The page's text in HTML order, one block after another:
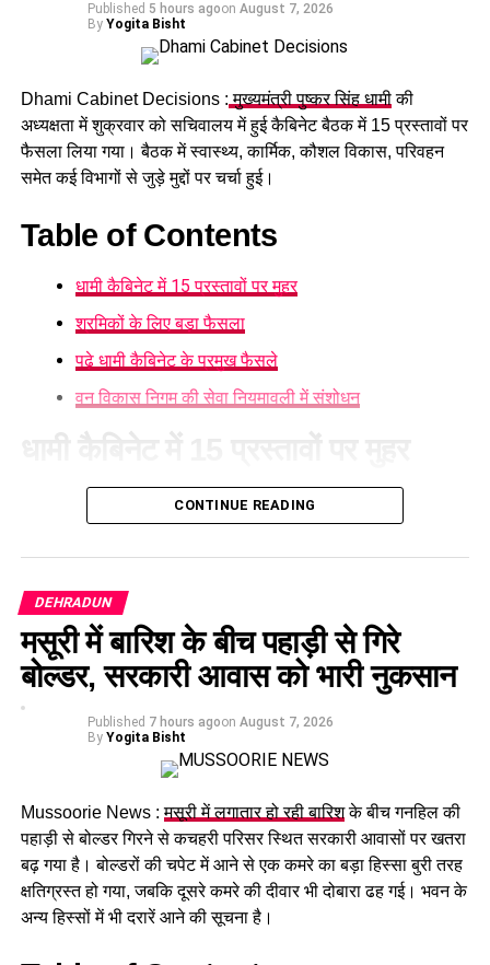
अलकनंदा एन्क्लेव में बुजुर्ग इंजीनियर की हत्या का पुलिस ने किया
खुलासा, दोनों आरोपियों को किया गिरफ्तार….
DON'T MISS
देहरादून में लॉन बाल कैंप में मुख्यमंत्री धामी ने खिलाड़ियों से की
मुलाकात , दी आगामी खेलों की शुभकामनाएं….
Published 5 hours agoon August 7, 2026
By Yogita Bisht
Dhami Cabinet Decisions : मुख्यमंत्री पुष्कर सिंह धामीकी
अध्यक्षता में शुक्रवार को सचिवालय में हुई कैबिनेट बैठक में 15 प्रस्तावों पर
फैसला लिया गया। बैठक में स्वास्थ्य, कार्मिक, कौशल विकास, परिवहन
समेत कई विभागों से जुड़े मुद्दों पर चर्चा हुई।
Table of Contents
धामी कैबिनेट में 15 प्रस्तावों पर मुहर
श्रमिकों के लिए बड़ा फैसला
पढ़े धामी कैबिनेट के प्रमुख फैसले
वन विकास निगम की सेवा नियमावली में संशोधन
आज हुई कैबिनेट की बैठक में 15 प्रस्तावों पर मुहर लगी है। कैबिनेट ने
गोपालन योजना में सामान्य वर्ग को भी शामिल करने का निर्णय लिया है।
श्रमिकों के लिए बड़ा फैसला
कैबिनेट नेउत्तराखंड मजदूरी संहिता नियमावलीको मंजूरी दी।
इसके तहत श्रमिकों को हर महीने की 7 तारीख तक वेतन देना
मजदूरी का प्रावधान भी किया गया है।
CONTINUE READING
DEHRADUN
मसूरी में बारिश के बीच पहाड़ी से गिरे
बोल्डर, सरकारी आवास को भारी नुकसान
Published 7 hours agoon August 7, 2026
By Yogita Bisht
Mussoorie News :मसूरी में लगातार हो रही बारिशके बीच गनहिल की
पहाड़ी से बोल्डर गिरने से कचहरी परिसर स्थित सरकारी आवासों पर खतरा
बढ़ गया है। बोल्डरों की चपेट में आने से एक कमरे का बड़ा हिस्सा बुरी तरह
क्षतिग्रस्त हो गया, जबकि दूसरे कमरे की दीवार भी दोबारा ढह गई। भवन के
अन्य हिस्सों में भी दरारें आने की सूचना है।